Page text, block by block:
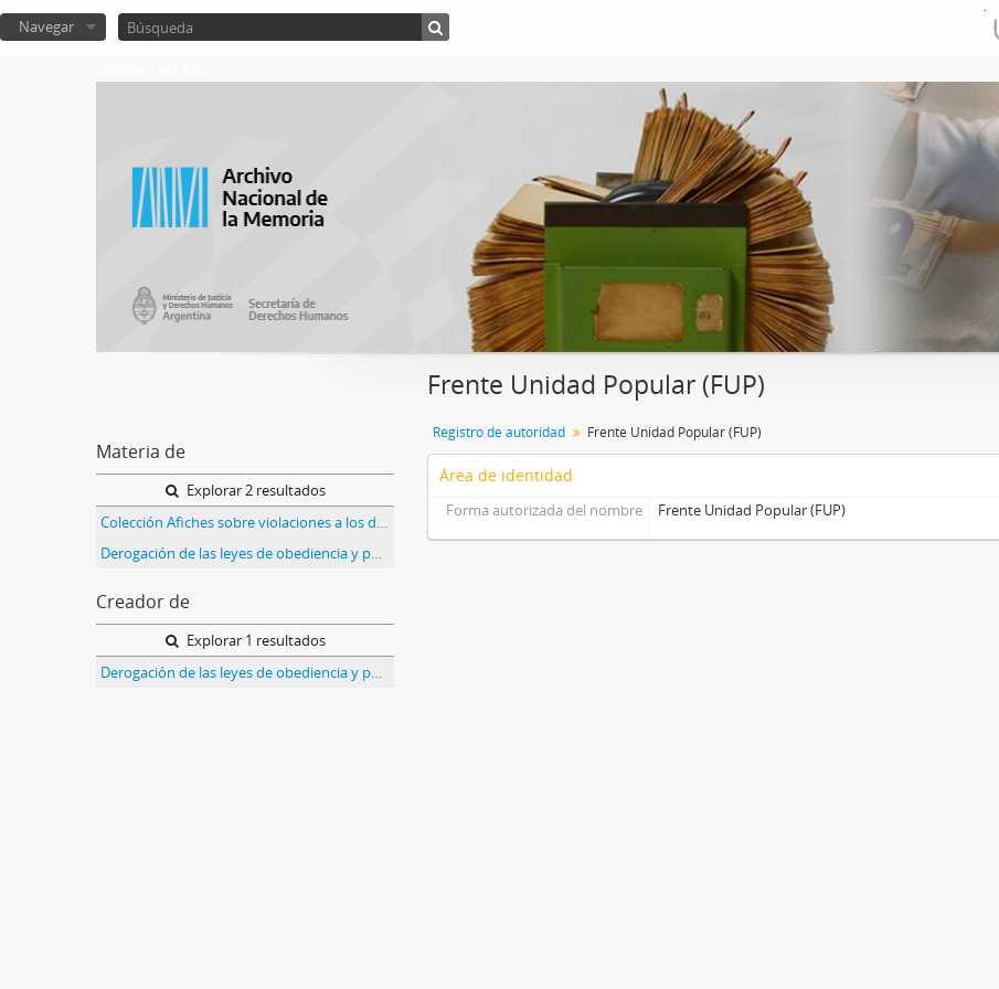
Navegar
Materia de
Explorar 2 resultados
Creador de
Explorar 1 resultados
Frente Unidad Popular (FUP)
Registro de autoridad Frente Unidad Popular (FUP)
Área de identidad
Forma autorizada del nombre Frente Unidad Popular (FUP)